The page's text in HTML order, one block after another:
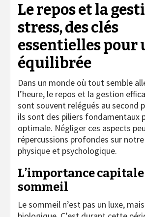
Le repos et la
stress, des clés
essentielles pour
équilibrée
Dans un monde où tout semble
l’heure, le repos et la gestion
sont souvent relégués au second
ils sont des piliers fondamentaux
optimale. Négliger ces aspects
répercussions profondes sur
physique et psychologique.
L’importance
sommeil
Le sommeil n’est pas un luxe,